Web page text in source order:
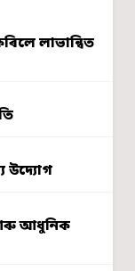
লাভান্বিত
উদ্যোগ
আধুনিক